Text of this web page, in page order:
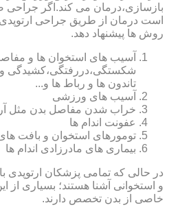
بازسازی،درمان می کند.اگر جراحی
است درمان از طریق جراحی ارتوپدی
روش ها پیشنهاد دهد.
آسیب های استخوان ها و
شکستگی،دررفتگی،کشیدگی
تاندون ها و رباط ها و...
آسیب های ورزشی
خراب شدن مفاصل بدن مثل
عفونت اندام ها
تومورهای استخوان و بافت های
بیماری های مادرزادی اندام ها
در حالی که تمامی پزشکان ارتوپدی
و استخوانی آشنا هستند؛ بسیاری از
خاصی از بدن تخصص دارند.